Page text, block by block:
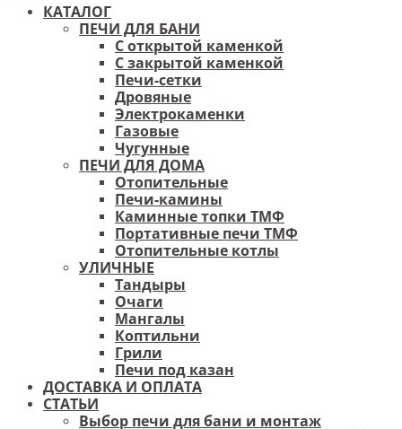
КАТАЛОГ
ПЕЧИ ДЛЯ БАНИ
С открытой каменкой
С закрытой каменкой
Печи-сетки
Дровяные
Электрокаменки
Газовые
Чугунные
ПЕЧИ ДЛЯ ДОМА
Отопительные
Печи-камины
Каминные топки ТМФ
Портативные печи ТМФ
Отопительные котлы
УЛИЧНЫЕ
Тандыры
Очаги
Мангалы
Коптильни
Грили
Печи под казан
ДОСТАВКА И ОПЛАТА
СТАТЬИ
Выбор печи для бани и монтаж